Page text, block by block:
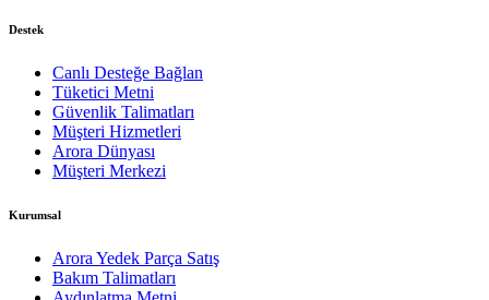
Destek
Canlı Desteğe Bağlan
Tüketici Metni
Güvenlik Talimatları
Müşteri Hizmetleri
Arora Dünyası
Müşteri Merkezi
Kurumsal
Arora Yedek Parça Satış
Bakım Talimatları